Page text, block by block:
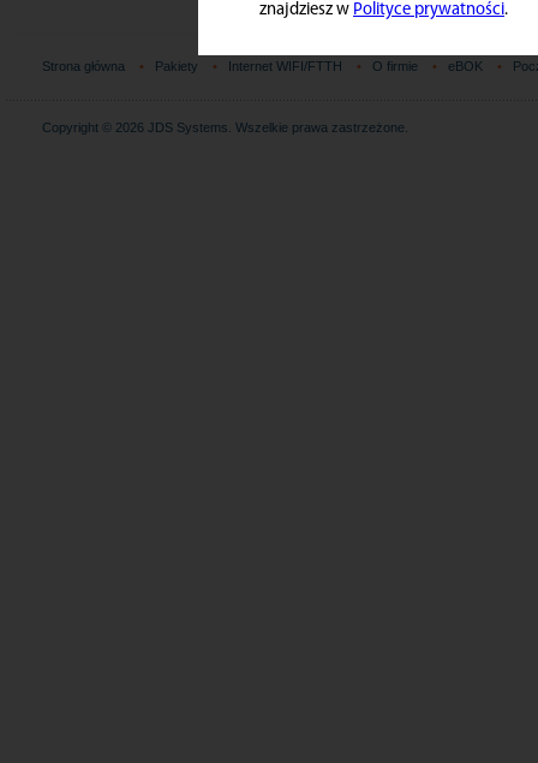
znajdziesz w Polityce prywatności.
Strona główna • Pakiety • Internet WIFI/FTTH • O firmie • eBOK •
Copyright © 2026 JDS Systems . Wszelkie prawa zastrzeżone.